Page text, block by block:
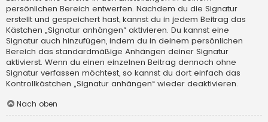
persönlichen Bereich entwerfen. Nachdem du die Signatur
erstellt und gespeichert hast, kannst du in jedem Beitrag das
Kästchen „Signatur anhängen“ aktivieren. Du kannst eine
Signatur auch hinzufügen, indem du in deinem persönlichen
Bereich das standardmäßige Anhängen deiner Signatur
aktivierst. Wenn du einen einzelnen Beitrag dennoch ohne
Signatur verfassen möchtest, so kannst du dort einfach das
Kontrollkästchen „Signatur anhängen“ wieder deaktivieren.
Nach oben